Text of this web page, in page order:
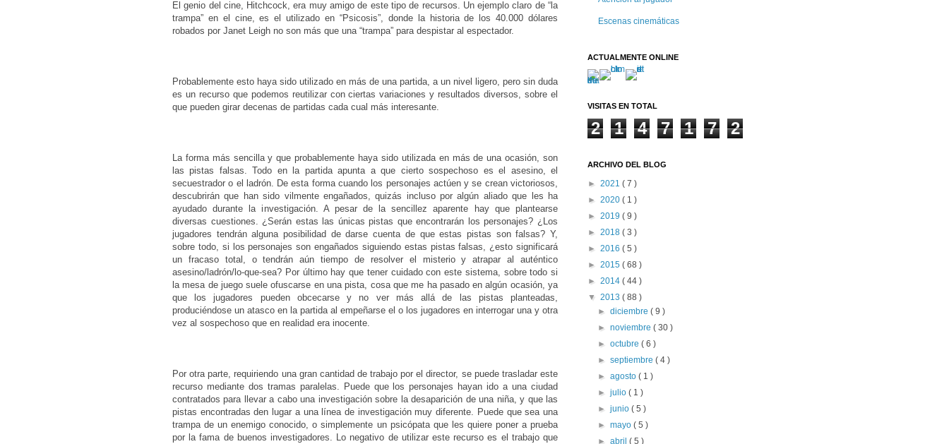
El genio del cine, Hitchcock, era muy amigo de este tipo de recursos. Un ejemplo claro de “la
trampa” en el cine, es el utilizado en “Psicosis”, donde la historia de los 40.000 dólares
robados por Janet Leigh no son más que una “trampa” para despistar al espectador.
Probablemente esto haya sido utilizado en más de una partida, a un nivel ligero, pero sin duda
es un recurso que podemos reutilizar con ciertas variaciones y resultados diversos, sobre el
que pueden girar decenas de partidas cada cual más interesante.
La forma más sencilla y que probablemente haya sido utilizada en más de una ocasión, son
las pistas falsas. Todo en la partida apunta a que cierto sospechoso es el asesino, el
secuestrador o el ladrón. De esta forma cuando los personajes actúen y se crean victoriosos,
descubrirán que han sido vilmente engañados, quizás incluso por algún aliado que les ha
ayudado durante la investigación. A pesar de la sencillez aparente hay que plantearse
diversas cuestiones. ¿Serán estas las únicas pistas que encontrarán los personajes? ¿Los
jugadores tendrán alguna posibilidad de darse cuenta de que estas pistas son falsas? Y,
sobre todo, si los personajes son engañados siguiendo estas pistas falsas, ¿esto significará
un fracaso total, o tendrán aún tiempo de resolver el misterio y atrapar al auténtico
asesino/ladrón/lo-que-sea? Por último hay que tener cuidado con este sistema, sobre todo si
la mesa de juego suele ofuscarse en una pista, cosa que me ha pasado en algún ocasión, ya
que los jugadores pueden obcecarse y no ver más allá de las pistas planteadas,
produciéndose un atasco en la partida al empeñarse el o los jugadores en interrogar una y otra
vez al sospechoso que en realidad era inocente.
Por otra parte, requiriendo una gran cantidad de trabajo por el director, se puede trasladar este
recurso mediante dos tramas paralelas. Puede que los personajes hayan ido a una ciudad
contratados para llevar a cabo una investigación sobre la desaparición de una niña, y que las
pistas encontradas den lugar a una línea de investigación muy diferente. Puede que sea una
trampa de un enemigo conocido, o simplemente un psicópata que les quiere poner a prueba
por la fama de buenos investigadores. Lo negativo de utilizar este recurso es el trabajo que
Escenas cinemáticas
ACTUALMENTE ONLINE
VISITAS EN TOTAL
2 1 4 7 1 7 2
ARCHIVO DEL BLOG
► 2021 ( 7 )
► 2020 ( 1 )
► 2019 ( 9 )
► 2018 ( 3 )
► 2016 ( 5 )
► 2015 ( 68 )
► 2014 ( 44 )
▼ 2013 ( 88 )
►diciembre( 9 )
►noviembre( 30 )
►octubre( 6 )
►septiembre( 4 )
►agosto( 1 )
►julio( 1 )
►junio( 5 )
►mayo( 5 )
►abril( 5 )